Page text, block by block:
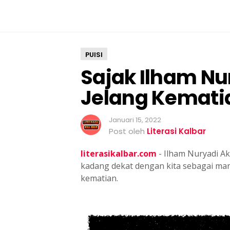
m
e
a
n
K
e
m
PUISI
Sajak Ilham
Jelang
Januari 15, 2022
Post oleh Literasi Kalbar
literasikalbar.com - Ilham Nuryadi
kadang dekat dengan kita sebagai
kematian.